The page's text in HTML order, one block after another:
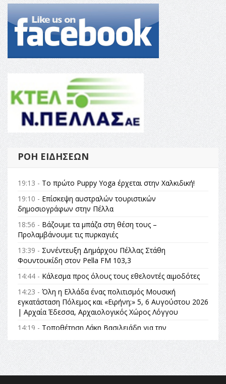
ΡΟΉ ΕΙΔΉΣΕΩΝ
19:13 - Το πρώτο Puppy Yoga έρχεται στην Χαλκιδική!
19:10 - Επίσκεψη αυστραλών τουριστικών
δημοσιογράφων στην Πέλλα
18:56 - Βάζουμε τα μπάζα στη θέση τους –
Προλαμβάνουμε τις πυρκαγιές
13:39 - Συνέντευξη Δημάρχου Πέλλας Στάθη
Φουντουκίδη στον Pella FM 103,3
14:44 - Κάλεσμα προς όλους τους εθελοντές αιμοδότες
14:23 - Όλη η Ελλάδα ένας πολιτισμός Μουσική
εγκατάσταση Πόλεμος και «Ειρήνη;» 5, 6 Αυγούστου 2026
| Αρχαία Έδεσσα, Αρχαιολογικός Χώρος Λόγγου
14:19 - Τοποθέτηση Λάκη Βασιλειάδη για την
θεσμικές διαδικασίες υπάρχει μόνο η ευθύνη απέναντι
στις επόμενες γενιές»
16:35 -Το πρόγραμμα του ΠΑΟΚ στον δεύτερο γύρο του